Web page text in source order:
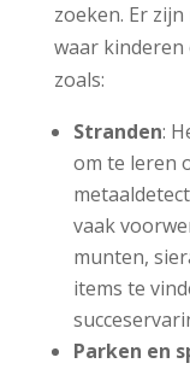
zoeken. Er
waar
zoals:
Stranden:
om te leren
vaak
munten,
items te
Parken en